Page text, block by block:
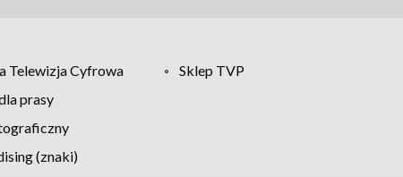
Telewizja Cyfrowa
Sklep TVP
prasy
(znaki)